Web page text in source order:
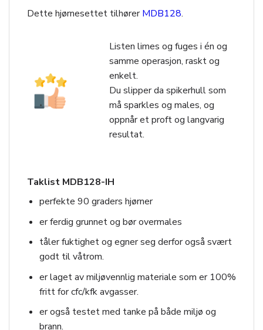
Dette hjørnesettet tilhørerMDB128.
Listen limes og fuges i én og
samme operasjon, raskt og
enkelt.
Du slipper da spikerhull som
må sparkles og males, og
oppnår et proft og langvarig
resultat.
Taklist MDB128-IH
perfekte 90 graders hjørner
er ferdig grunnet og bør overmales
tåler fuktighet og egner seg derfor også svært
godt til våtrom.
er laget av miljøvennlig materiale som er 100%
fritt for cfc/kfk avgasser.
er også testet med tanke på både miljø og
brann.